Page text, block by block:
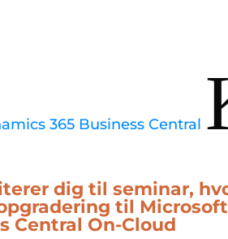
365 Business Central
dig til seminar,
til
Central On-Cloud